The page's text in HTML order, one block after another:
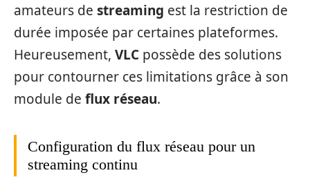
amateurs de streaming est la restriction de
durée imposée par certaines plateformes.
Heureusement, VLC possède des solutions
pour contourner ces limitations grâce à son
module de flux réseau.
Configuration du flux réseau pour un
streaming continu